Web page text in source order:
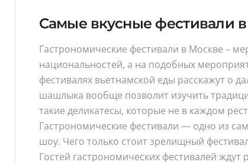
Самые вкусные фестивали
Гастрономические фестивали в Москве –
национальностей, а на подобных
фестивалях вьетнамской еды расскажут о
шашлыка вообще позволит изучить
такие деликатесы, которые не в каждом
Гастрономические фестивали — одно из
шоу. Чего только стоит зрелищный
Гостей гастрономических фестивалей